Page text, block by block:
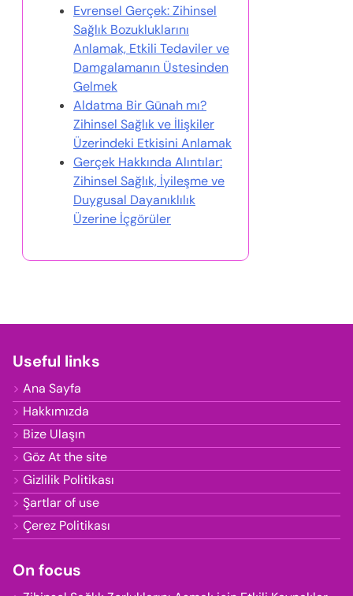
Evrensel Gerçek: Zihinsel
Sağlık Bozukluklarını
Anlamak, Etkili Tedaviler ve
Damgalamanın Üstesinden
Gelmek
Aldatma Bir Günah mı?
Zihinsel Sağlık ve İlişkiler
Üzerindeki Etkisini Anlamak
Gerçek Hakkında Alıntılar:
Zihinsel Sağlık, İyileşme ve
Duygusal Dayanıklılık
Üzerine İçgörüler
Useful links
Ana Sayfa
Hakkımızda
Bize Ulaşın
Göz At the site
Gizlilik Politikası
Şartlar of use
Çerez Politikası
On focus